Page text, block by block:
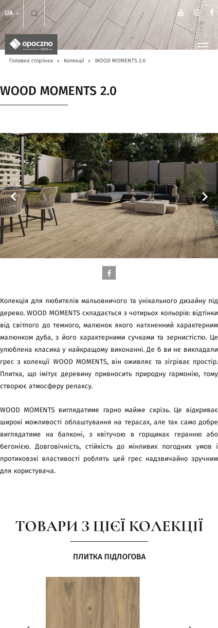
UA
Головна сторінка Колекції WOOD MOMENTS 2.0
WOOD MOMENTS 2.0
Колекція для любителів мальовничого та унікального дизайну під
дерево. WOOD MOMENTS складається з чотирьох кольорів: відтінки
від світлого до темного, малюнок якого натхненний характерним
малюнком дуба, з його характерними сучками та зернистістю. Це
улюблена класика у найкращому виконанні. Де б ви не викладали
грес з колекції WOOD MOMENTS, він оживляє та зігріває простір.
Плитка, що імітує деревину привносить природну гармонію, тому
створює атмосферу релаксу.
WOOD MOMENTS виглядатиме гарно майже скрізь. Це відкриває
широкі можливості облаштування на терасах, але так само добре
виглядатиме на балконі, з квітучою в горщиках геранню або
бегонією. Довговічність, стійкість до мінливих погодних умов і
протиковзкі властивості роблять цей грес надзвичайно зручним
для користувача.
ТОВАРИ З ЦІЄЇ КОЛЕКЦІЇ
ПЛИТКА ПІДЛОГОВА